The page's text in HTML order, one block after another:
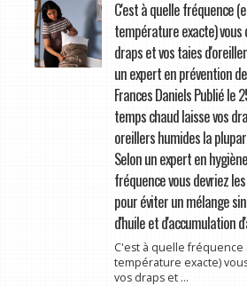
C'est à quelle fréquence
température exacte) vous
draps et vos taies
un expert en prévention
Frances Daniels Publié le
temps chaud laisse vos
oreillers humides la
Selon un expert en
fréquence vous devriez
pour éviter un mélange
d'huile et d'accumulation
C'est à quelle fréquence
température exacte)
vos draps et ...